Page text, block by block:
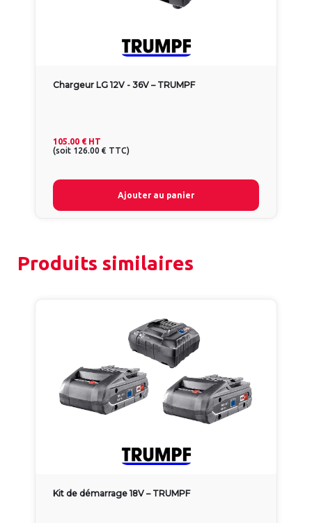
Chargeur LG 12V - 36V – TRUMPF
105.00 € HT
(soit 126.00 € TTC)
Ajouter au panier
Produits similaires
Kit de démarrage 18V – TRUMPF